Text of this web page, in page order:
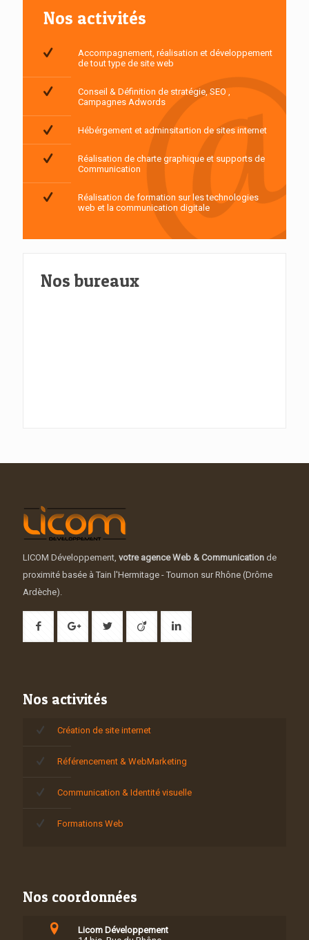
Nos activités
Accompagnement, réalisation et développement
de tout type de site web
Conseil & Définition de stratégie, SEO ,
Campagnes Adwords
Hébérgement et adminsitartion de sites internet
Réalisation de charte graphique et supports de
Communication
Réalisation de formation sur les technologies
web et la communication digitale
Nos bureaux
LICOM Développement, votre agence Web & Communication de
proximité basée à Tain l'Hermitage - Tournon sur Rhône (Drôme
Ardèche).
Nos activités
Création de site internet
Référencement & WebMarketing
Communication & Identité visuelle
Formations Web
Nos coordonnées
Licom Développement